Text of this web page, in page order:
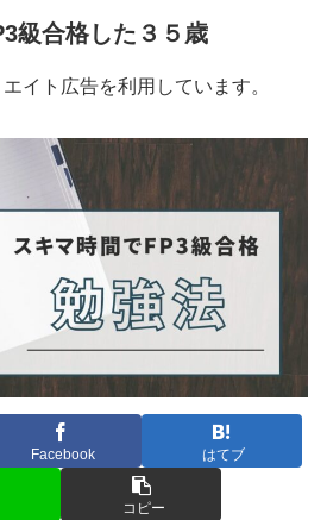
級合格した３５歳
イト広告を利用しています。
Facebook はてブ
コピー